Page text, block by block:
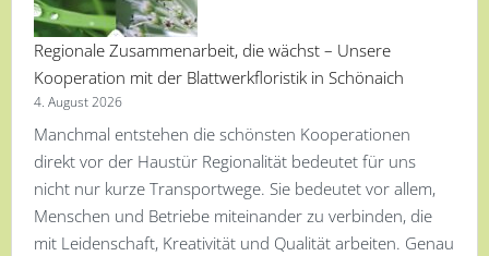
Regionale Zusammenarbeit, die wächst – Unsere
Kooperation mit der Blattwerkfloristik in Schönaich
4. August 2026
Manchmal entstehen die schönsten Kooperationen
direkt vor der Haustür Regionalität bedeutet für uns
nicht nur kurze Transportwege. Sie bedeutet vor allem,
Menschen und Betriebe miteinander zu verbinden, die
mit Leidenschaft, Kreativität und Qualität arbeiten. Genau